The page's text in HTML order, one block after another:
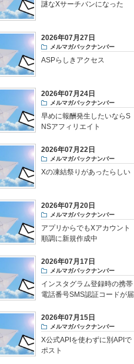
謎なXサーチバンになった
2026年07月27日
メルマガバックナンバー
ASPらしきアクセス
2026年07月24日
メルマガバックナンバー
早めに報酬発生したいならS
NSアフィリエイト
2026年07月22日
メルマガバックナンバー
Xの凍結祭りがあったらしい
2026年07月20日
メルマガバックナンバー
アプリからでもXアカウント
順調に新規作成中
2026年07月17日
メルマガバックナンバー
インスタグラム登録時の携帯
電話番号SMS認証コードが届
2026年07月15日
メルマガバックナンバー
X公式APIを使わずに別APIで
ポスト